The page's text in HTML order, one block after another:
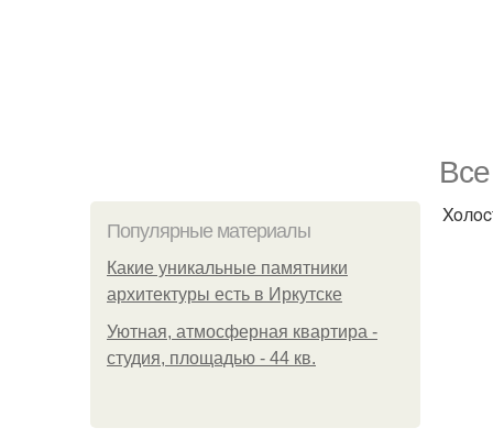
Популярные материалы
Какие уникальные памятники
архитектуры есть в Иркутске
Уютная, атмосферная квартира -
студия, площадью - 44 кв.